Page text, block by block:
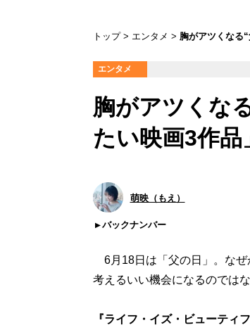
トップ エンタメ
胸がアツくなる
エンタメ
胸がアツくな
たい映画3作
萌映（もえ）
バックナンバー
6月18日は「父の日」。なぜ
考えるいい機会になるのではな
『ライフ・イズ・ビューティ